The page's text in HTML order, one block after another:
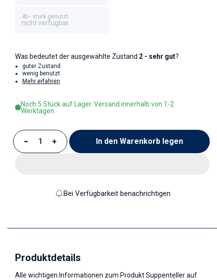
4b - stark genutzt
nicht verfügbar
Was bedeutet der ausgewählte Zustand 2 - sehr gut?
guter Zustand
wenig benutzt
Mehr erfahren
Noch 5 Stück auf Lager. Versand innerhalb von 1-2
Werktagen.
Verringere die Menge für Suppenteller
Erhöhe die Menge für Suppenteller
In den Warenkorb legen
Bei Verfügbarkeit benachrichtigen
Produktdetails
Alle wichtigen Informationen zum Produkt Suppenteller auf